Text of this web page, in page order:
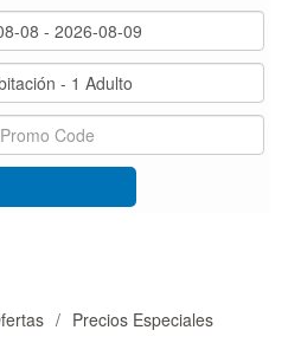
Precios Especiales